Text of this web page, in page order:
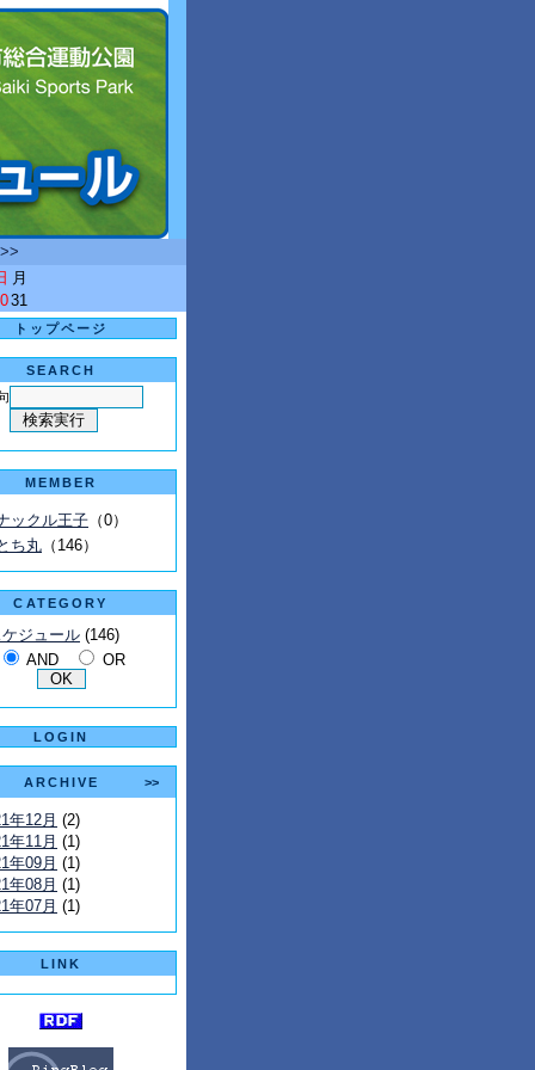
>>
月
31
トップページ
SEARCH
MEMBER
ックル王子 （0）
ち丸 （146）
CATEGORY
ケジュール (146)
AND
OR
LOGIN
ARCHIVE >>
年12月 (2)
年11月 (1)
年09月 (1)
年08月 (1)
年07月 (1)
LINK